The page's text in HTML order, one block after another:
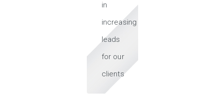
in
increasing
leads
for our
clients